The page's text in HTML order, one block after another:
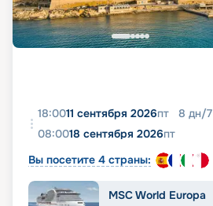
18:0011 сентября 2026пт 8 дн/7
08:0018 сентября 2026пт
Вы посетите 4 страны:
MSC World Europa